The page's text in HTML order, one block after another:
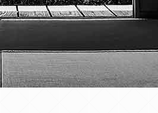
Je m'abonne à la newsletter